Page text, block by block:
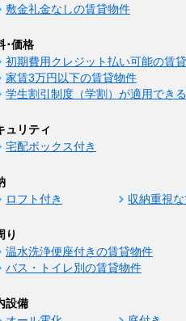
敷金礼金なしの賃貸物件
･価格
初期費用クレジット払い可能の賃
家賃3万円以下の賃貸物件
学生割引制度（学割）が適用でき
ュリティ
宅配ボックス付き
ロフト付き 収納重視
り
温水洗浄便座付きの賃貸物件
バス・トイレ別の賃貸物件
設備